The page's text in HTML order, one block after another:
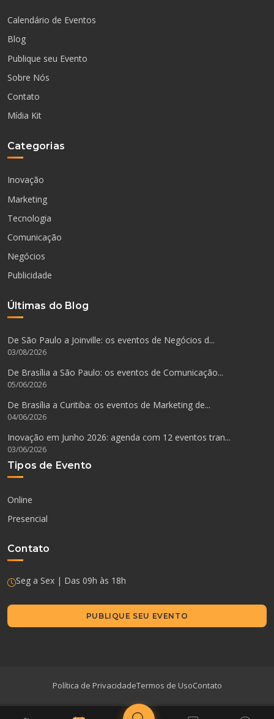
Calendário de Eventos
Blog
Publique seu Evento
Sobre Nós
Contato
Mídia Kit
Categorias
Inovação
Marketing
Tecnologia
Comunicação
Negócios
Publicidade
Últimas do Blog
De São Paulo a Joinville: os eventos de Negócios d...
03/08/2026
De Brasília a São Paulo: os eventos de Comunicação...
05/06/2026
De Brasília a Curitiba: os eventos de Marketing de...
04/06/2026
Inovação em Junho 2026: agenda com 12 eventos tran...
03/06/2026
Tipos de Evento
Online
Presencial
Contato
Seg a Sex | Das 09h às 18h
PUBLIQUE SEU EVENTO
Política de PrivacidadeTermos de UsoContato